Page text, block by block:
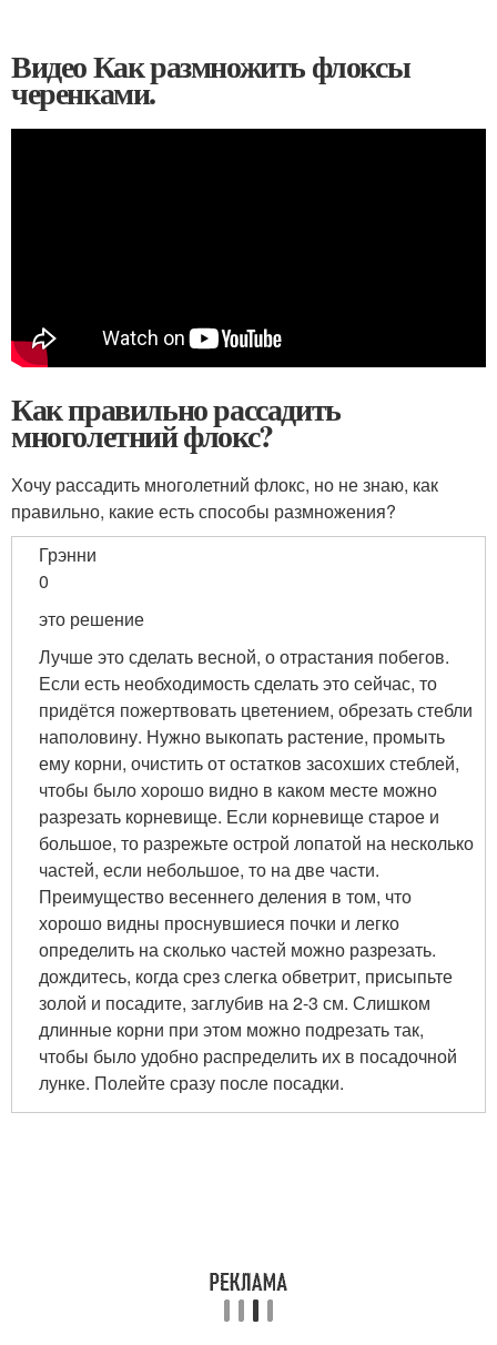
Видео Как размножить флоксы
черенками.
Как правильно рассадить
многолетний флокс?
Хочу рассадить многолетний флокс, но не знаю, как
правильно, какие есть способы размножения?
Грэнни
0
это решение
Лучше это сделать весной, о отрастания побегов.
Если есть необходимость сделать это сейчас, то
придётся пожертвовать цветением, обрезать стебли
наполовину. Нужно выкопать растение, промыть
ему корни, очистить от остатков засохших стеблей,
чтобы было хорошо видно в каком месте можно
разрезать корневище. Если корневище старое и
большое, то разрежьте острой лопатой на несколько
частей, если небольшое, то на две части.
Преимущество весеннего деления в том, что
хорошо видны проснувшиеся почки и легко
определить на сколько частей можно разрезать.
дождитесь, когда срез слегка обветрит, присыпьте
золой и посадите, заглубив на 2-3 см. Слишком
длинные корни при этом можно подрезать так,
чтобы было удобно распределить их в посадочной
лунке. Полейте сразу после посадки.